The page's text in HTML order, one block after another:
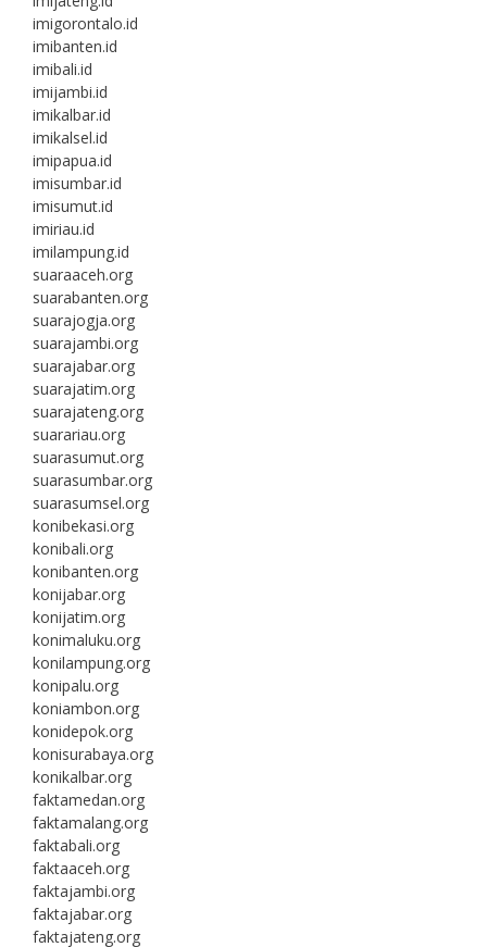
imigorontalo.id
imibanten.id
imibali.id
imijambi.id
imikalbar.id
imikalsel.id
imipapua.id
imisumbar.id
imisumut.id
imiriau.id
imilampung.id
suaraaceh.org
suarabanten.org
suarajogja.org
suarajambi.org
suarajabar.org
suarajatim.org
suarajateng.org
suarariau.org
suarasumut.org
suarasumbar.org
suarasumsel.org
konibekasi.org
konibali.org
konibanten.org
konijabar.org
konijatim.org
konimaluku.org
konilampung.org
konipalu.org
koniambon.org
konidepok.org
konisurabaya.org
konikalbar.org
faktamedan.org
faktamalang.org
faktabali.org
faktaaceh.org
faktajambi.org
faktajabar.org
faktajateng.org